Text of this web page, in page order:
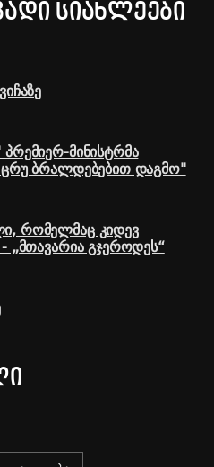
ᲡᲘᲐᲮᲚᲔᲔᲑᲘ
მინისტრმა
ცრუ ბრალდებებით დაგმო"
რომელმაც კიდევ
„მთავარია გჯეროდეს“